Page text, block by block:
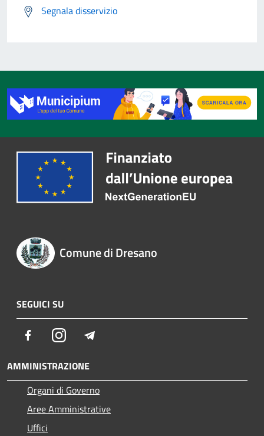
Segnala disservizio
Comune di Dresano
SEGUICI SU
FacebookInstagram
AMMINISTRAZIONE
Organi di Governo
Aree Amministrative
Uffici